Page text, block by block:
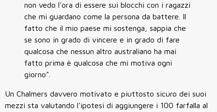
non vedo l'ora di essere sui blocchi con i ragazzi
che mi guardano come la persona da battere. Il
fatto che il mio paese mi sostenga, sappia che
se sono in grado di vincere e in grado di fare
qualcosa che nessun altro australiano ha mai
fatto prima è qualcosa che mi motiva ogni
giorno".
Un Chalmers davvero motivato e piuttosto sicuro dei suoi
mezzi sta valutando l'ipotesi di aggiungere i 100 farfalla al